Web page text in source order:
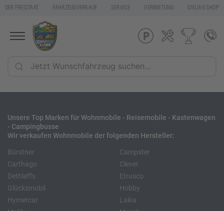
DER FREISTAAT FAHRZEUGVERKAUF SERVICE VERMIETUNG ONLINE SHOP
Unsere Top Marken für Wohnmobile - Reisemobile - Kastenwagen
- Campingbusse
Wir verkaufen Wohnmobile der folgenden Hersteller:
Bürstner
Carthago
Dethleffs
Glücksmobil
Hymercar
Campster
Clever
Etrusco
Hobby
Laika